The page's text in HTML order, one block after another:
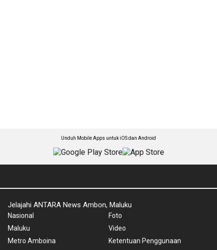
Unduh Mobile Apps untuk iOS dan Android
Jelajahi ANTARA News Ambon, Maluku
Nasional
Maluku
Metro Amboina
Foto
Video
Ketentuan Penggunaan